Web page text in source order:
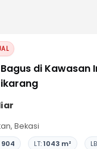
di Kawasan
, Bekasi
904 LT:1043 m²